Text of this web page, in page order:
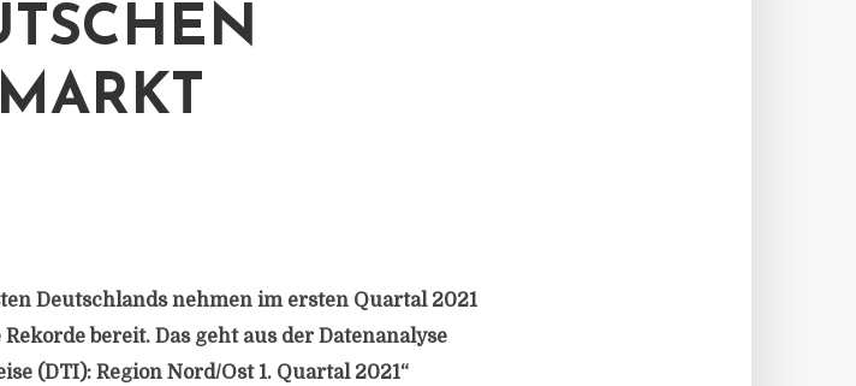
Deutschlands nehmen im ersten Quartal 2021
bereit. Das geht aus der Datenanalyse
(DTI): Region Nord/Ost 1. Quartal 2021“